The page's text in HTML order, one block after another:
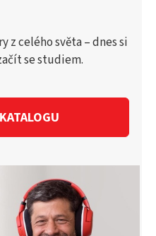
celého světa – dnes si
se studiem.